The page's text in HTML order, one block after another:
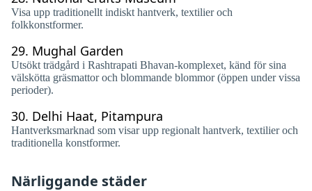
Visa upp traditionellt indiskt hantverk, textilier och
folkkonstformer.
29. Mughal Garden
Utsökt trädgård i Rashtrapati Bhavan-komplexet, känd för sina
välskötta gräsmattor och blommande blommor (öppen under vissa
perioder).
30. Delhi Haat, Pitampura
Hantverksmarknad som visar upp regionalt hantverk, textilier och
traditionella konstformer.
Närliggande städer